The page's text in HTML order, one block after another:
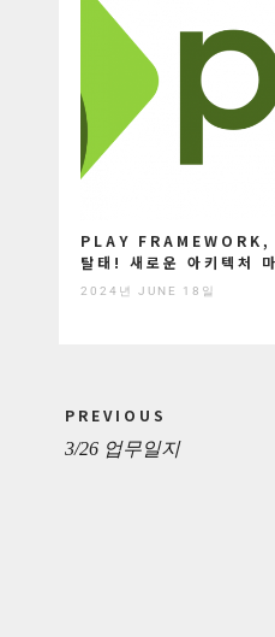
PLAY
탈태! 새로운 아키텍처
2024년 JUNE 18일
navigation
PREVIOUS
PREVIOUS
3/26 업무일지